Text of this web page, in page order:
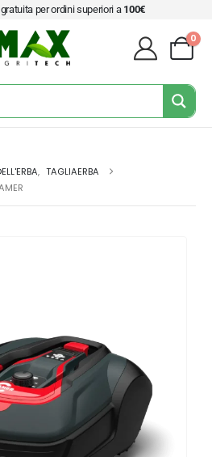
per ordini superiori a 100€
0
, TAGLIAERBA